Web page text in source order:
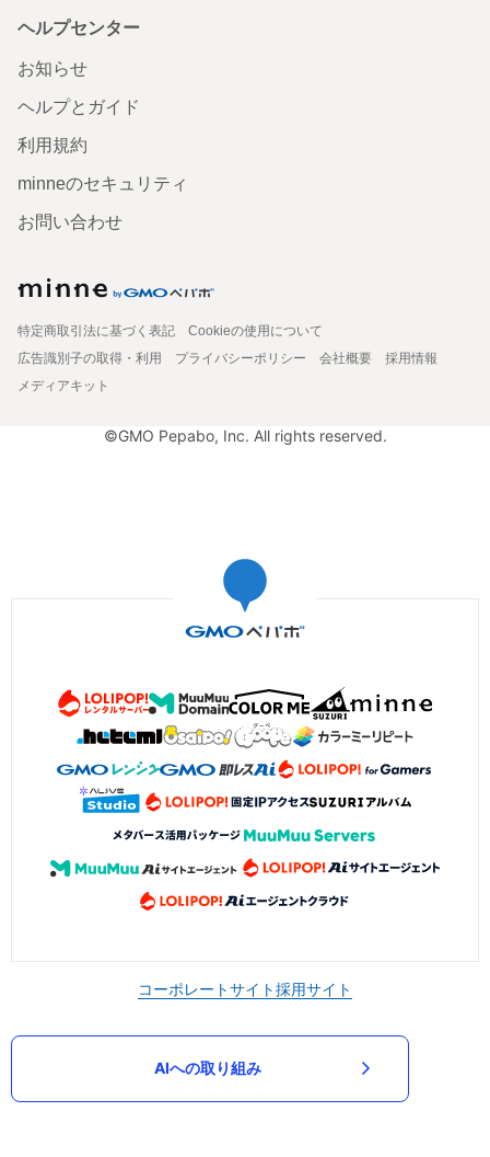
ヘルプセンター
お知らせ
ヘルプとガイド
利用規約
minneのセキュリティ
お問い合わせ
特定商取引法に基づく表記
Cookieの使用について
広告識別子の取得・利用
プライバシーポリシー 会社概要
採用情報
メディアキット
©GMO Pepabo, Inc. All rights reserved.
コーポレートサイト採用サイト
AIへの取り組み